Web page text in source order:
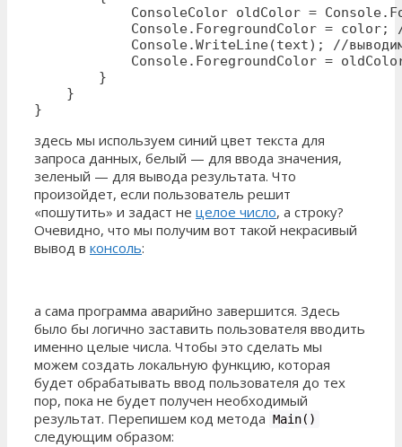
ConsoleColor oldColor =
Console.ForegroundColor = color;
Console.WriteLine(text); //
Console.ForegroundColor =
        }
    }
}
здесь мы используем синий цвет текста для
запроса данных, белый — для ввода значения,
зеленый — для вывода результата. Что
произойдет, если пользователь решит
«пошутить» и задаст не целое число, а строку?
Очевидно, что мы получим вот такой некрасивый
вывод в консоль:
а сама программа аварийно завершится. Здесь
было бы логично заставить пользователя вводить
именно целые числа. Чтобы это сделать мы
можем создать локальную функцию, которая
будет обрабатывать ввод пользователя до тех
пор, пока не будет получен необходимый
результат. Перепишем код метода Main()
следующим образом: